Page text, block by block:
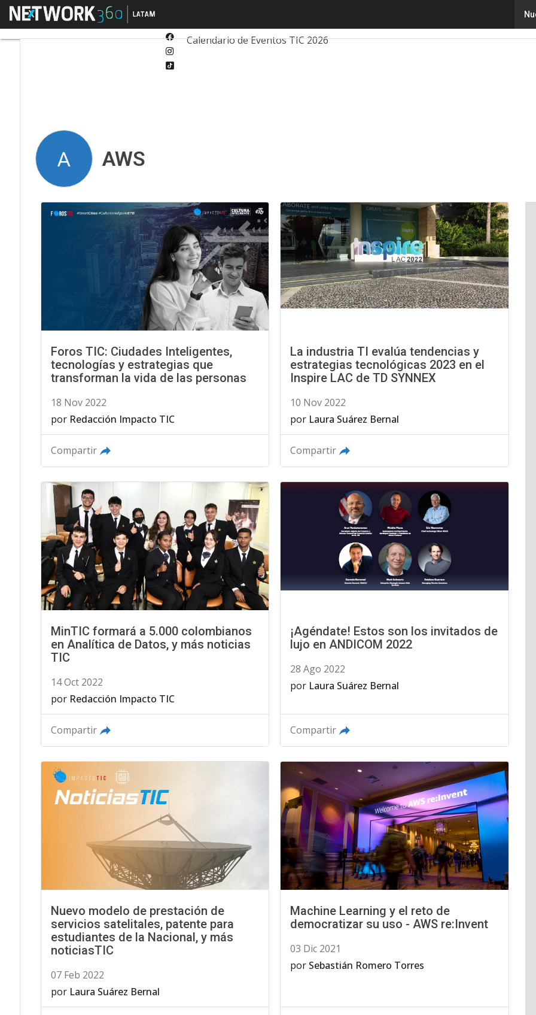
Menú
Facebook
Ciberseguridad
Calendario de Eventos TIC 2026
A AWS
Foros TIC: Ciudades Inteligentes,
tecnologías y estrategias que
transforman la vida de las personas
18 Nov 2022
por Redacción Impacto TIC
Compartir
La industria TI evalúa tendencias y
estrategias tecnológicas 2023 en el
Inspire LAC de TD SYNNEX
10 Nov 2022
por Laura Suárez Bernal
Compartir
MinTIC formará a 5.000 colombianos
en Analítica de Datos, y más noticias
TIC
14 Oct 2022
por Redacción Impacto TIC
Compartir
¡Agéndate! Estos son los invitados de
lujo en ANDICOM 2022
28 Ago 2022
por Laura Suárez Bernal
Compartir
Nuevo modelo de prestación de
servicios satelitales, patente para
estudiantes de la Nacional, y más
noticiasTIC
07 Feb 2022
por Laura Suárez Bernal
Machine Learning y el reto de
democratizar su uso - AWS re:Invent
03 Dic 2021
por Sebastián Romero Torres